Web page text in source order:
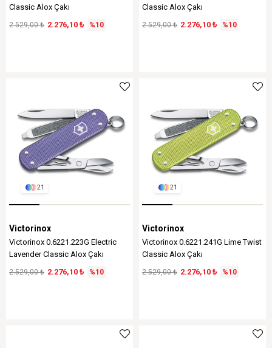
Classic Alox Çakı
2.276,10 ₺
2.529,00 ₺ %10
Classic Alox Çakı
2.276,10 ₺
2.529,00 ₺ %10
21
Victorinox
Victorinox 0.6221.223G Electric
Lavender Classic Alox Çakı
2.276,10 ₺
2.529,00 ₺ %10
21
Victorinox
Victorinox 0.6221.241G Lime Twist
Classic Alox Çakı
2.276,10 ₺
2.529,00 ₺ %10